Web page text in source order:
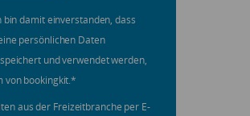
bin damit einverstanden, dass
persönlichen Daten
und verwendet werden,
von bookingkit.*
aus der Freizeitbranche per E-